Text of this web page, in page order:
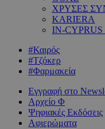
ΧΡΥΣΕΣ
KARIERA
IN-CYPRUS
#Καιρός
#Τζόκερ
#Φαρμακεία
Εγγραφή στο
Αρχείο Φ
Ψηφιακές Εκδόσεις
Αφιερώματα